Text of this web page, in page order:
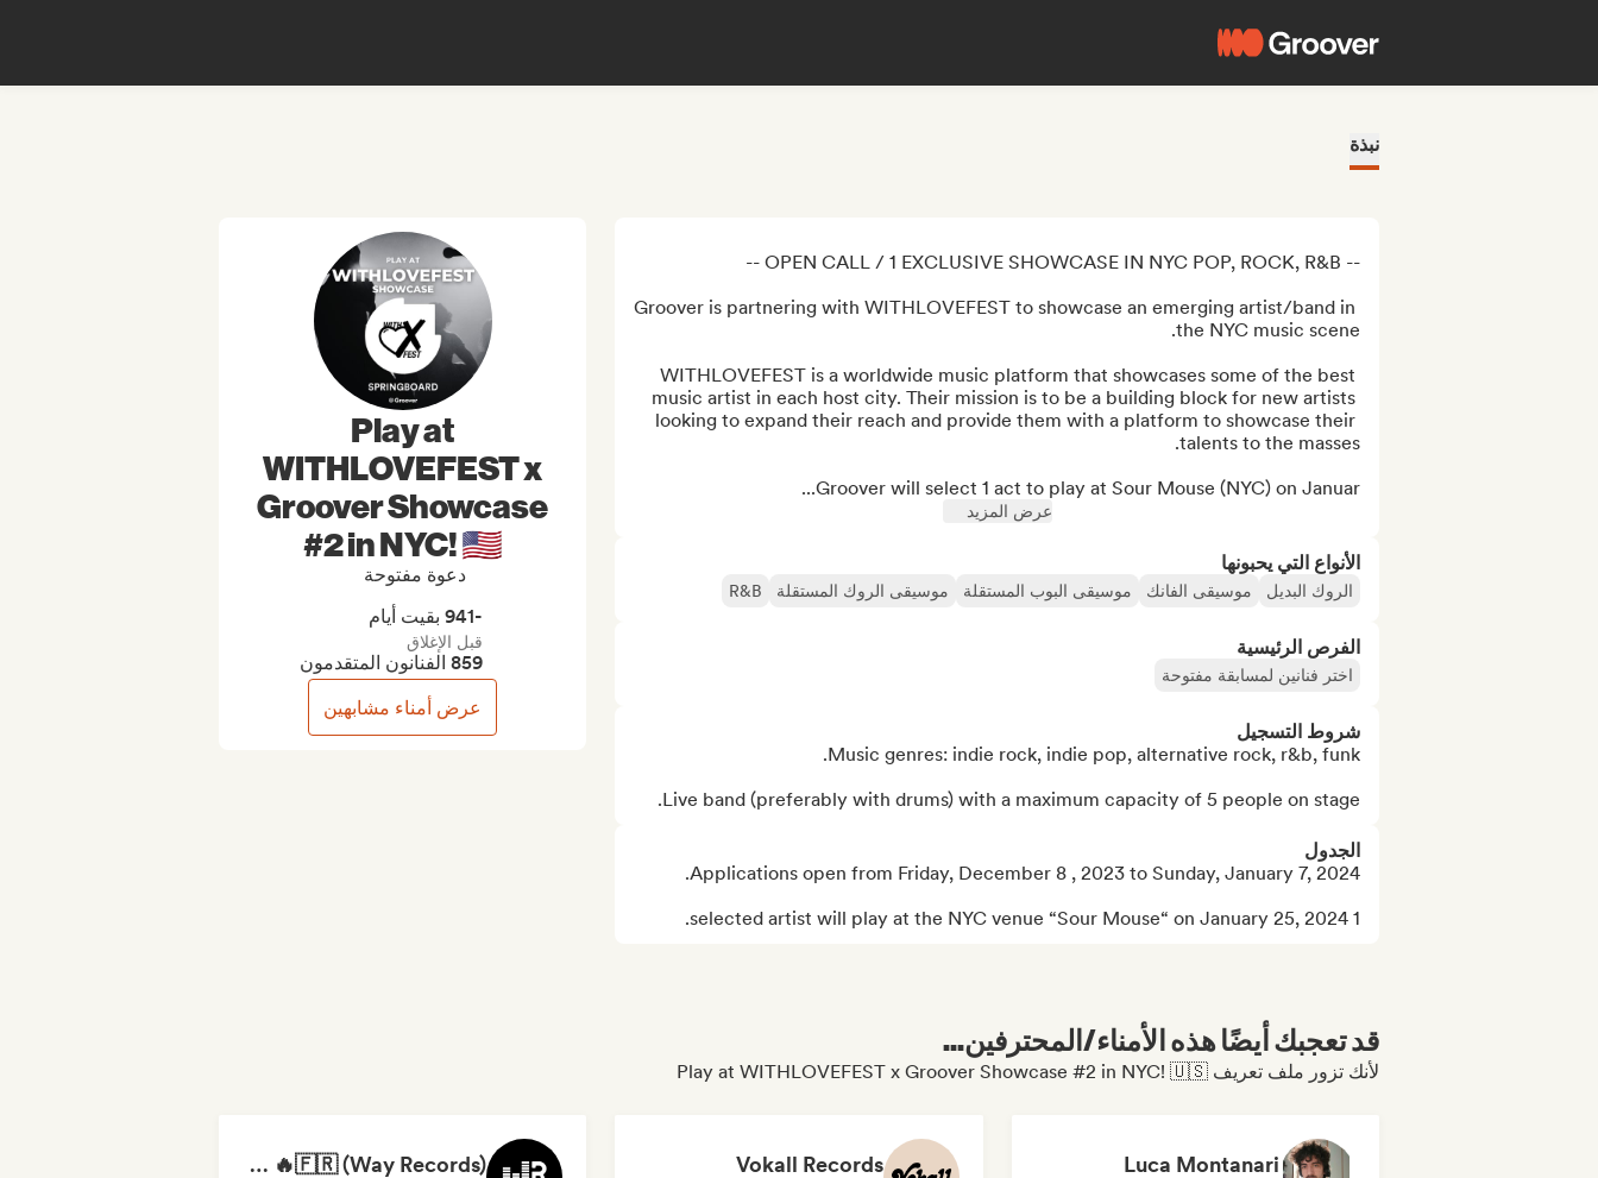
نبذة
Groover is partnering with WITHLOVEFEST to showcase an emerging artist/band in
WITHLOVEFEST is a worldwide music platform that showcases some of the best
music artist in each host city. Their mission is to be a building block for new artists
looking to expand their reach and provide them with a platform to showcase their
Groover will select 1 act to play at Sour Mouse (NYC) on Januar...
عرض المزيد
الأنواع التي يحبونها
الروك البديل موسيقى الفانك موسيقى البوب المستقلة موسيقى الروك المستقلة R&B
الفرص الرئيسية
اختر فنانين لمسابقة مفتوحة
شروط التسجيل
Live band (preferably with drums) with a maximum capacity of 5 people on stage.
الجدول
1 selected artist will play at the NYC venue “Sour Mouse“ on January 25, 2024.
Play at
WITHLOVEFEST x
Groover Showcase
#2 in NYC! 🇺🇸
دعوة مفتوحة
-941 بقيت أيام
قبل الإغلاق
859 الفنانون المتقدمون
عرض أمناء مشابهين
قد تعجبك أيضًا هذه الأمناء/المحترفين...
لأنك تزور ملف تعريف Play at WITHLOVEFEST x Groover Showcase #2 in NYC! 🇺🇸
Luca Montanari
Vokall Records
RAP FRANÇAIS 2026 🔥🇫🇷 (Way Records)